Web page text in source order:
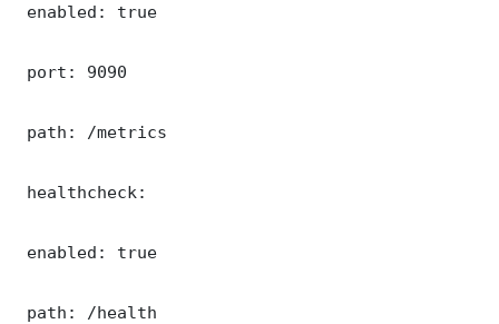
enabled: true
port: 9090
path: /metrics
healthcheck:
enabled: true
path: /health